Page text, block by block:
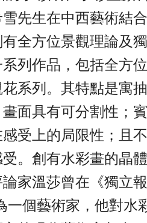
先生在中西藝術結
全方位景觀理論及
列作品，包括全方
系列。其特點是寓
面具有可分割性；
受上的局限性；且
。創有水彩畫的晶
家溫莎曾在《獨立
一個藝術家，他對水